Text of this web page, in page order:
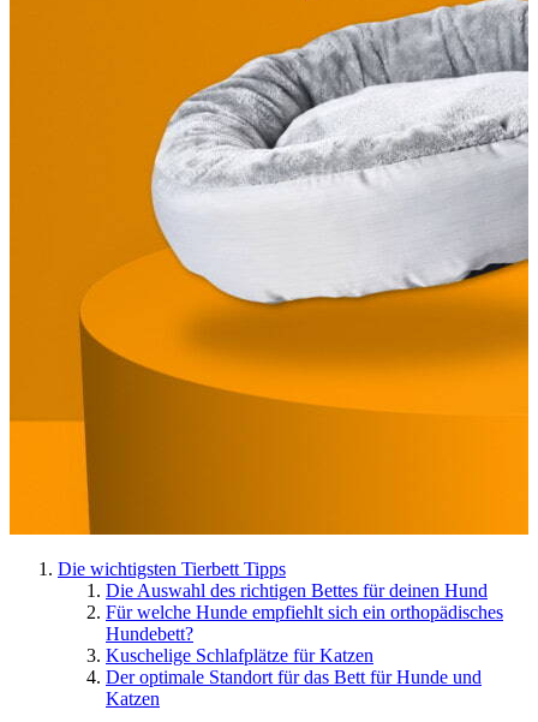
Die wichtigsten Tierbett Tipps
Die Auswahl des richtigen Bettes für deinen Hund
Für welche Hunde empfiehlt sich ein orthopädisches
Hundebett?
Kuschelige Schlafplätze für Katzen
Der optimale Standort für das Bett für Hunde und
Katzen